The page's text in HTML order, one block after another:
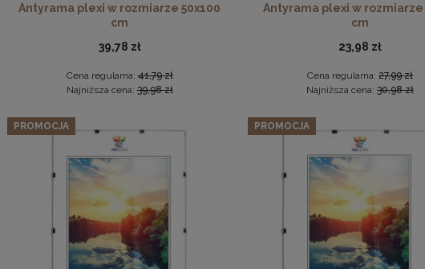
DO KOSZYKA
Antyrama plexi w rozmiarze 50x100
cm
39,78 zł
Cena regularna:41,79 zł
Najniższa cena:39,98 zł
Antyrama plexi w rozmiarze
cm
23,98 zł
Cena regularna: 27,99 zł
Najniższa cena: 30,98 zł
PROMOCJA PROMOCJA